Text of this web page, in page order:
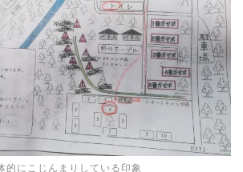
的にこじんまりしている印象